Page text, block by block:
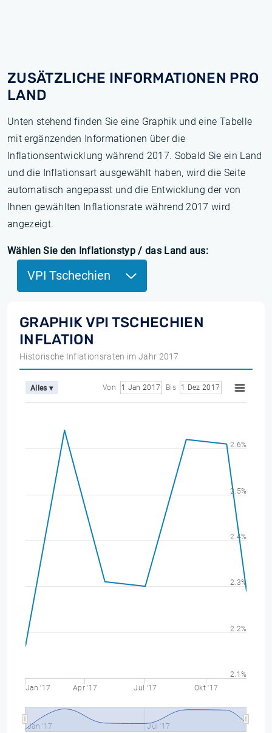
ZUSÄTZLICHE INFORMATIONEN PRO
LAND
Unten stehend finden Sie eine Graphik und eine Tabelle
mit ergänzenden Informationen über die
Inflationsentwicklung während 2017. Sobald Sie ein Land
und die Inflationsart ausgewählt haben, wird die Seite
automatisch angepasst und die Entwicklung der von
Ihnen gewählten Inflationsrate während 2017 wird
angezeigt.
Wählen Sie den Inflationstyp / das Land aus:
VPI Tschechien
GRAPHIK VPI TSCHECHIEN
INFLATION
Historische Inflationsraten im Jahr 2017
Alles ▾ Von 1 Jan 2017 Bis 1 Dez 2017
Jan '17 Apr '17 Jul '17 Okt '17
Jan '17 Jul '17
2.1%
2.2%
2.3%
2.4%
2.5%
2.6%